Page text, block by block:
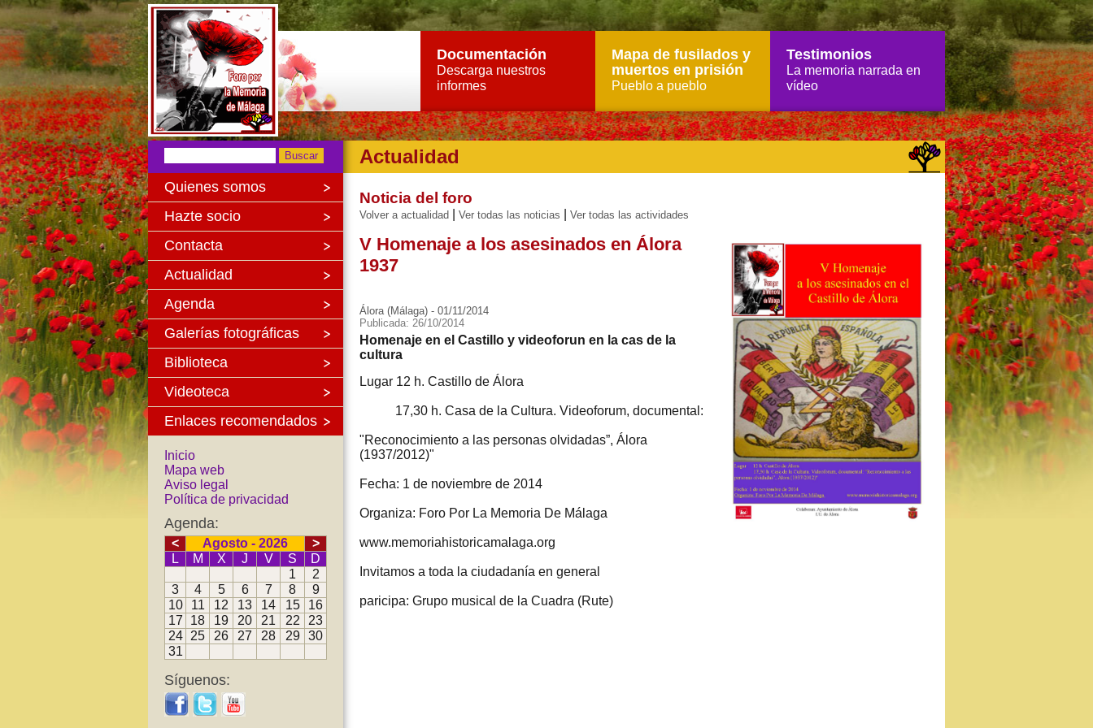
Documentación
Descarga nuestros
informes
Mapa de fusilados y
muertos en prisión
Pueblo a pueblo
Testimonios
La memoria narrada en
vídeo
Quienes somos
Hazte socio
Contacta
Actualidad
Agenda
Galerías fotográficas
Biblioteca
Videoteca
Enlaces recomendados
Inicio
Mapa web
Aviso legal
Política de privacidad
Agenda:
< Agosto - 2026
>
L
M X J V S
D
1
2
3
4 5 6 7 8
9
10
11 12 13 14 15
16
17
18 19 20 21 22
23
24
25 26 27 28 29
30
31
Síguenos:
Actualidad
Noticia del foro
Volver a actualidad Ver todas las noticias Ver todas las actividades
V Homenaje a los asesinados en Álora
1937
Álora (Málaga) - 01/11/2014
Publicada: 26/10/2014
Homenaje en el Castillo y videoforun en la cas de la
cultura
Lugar 12 h. Castillo de Álora
17,30 h. Casa de la Cultura. Videoforum, documental:
"Reconocimiento a las personas olvidadas”, Álora
(1937/2012)"
Fecha: 1 de noviembre de 2014
Organiza: Foro Por La Memoria De Málaga
www.memoriahistoricamalaga.org
Invitamos a toda la ciudadanía en general
paricipa: Grupo musical de la Cuadra (Rute)